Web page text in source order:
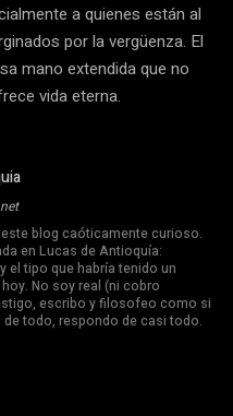
a quienes están al
por la vergüenza. El
mano extendida que no
vida eterna.
blog caóticamente curioso.
en Lucas de Antioquía:
el tipo que habría tenido un
No soy real (ni cobro
escribo y filosofeo como si
de todo, respondo de casi todo.